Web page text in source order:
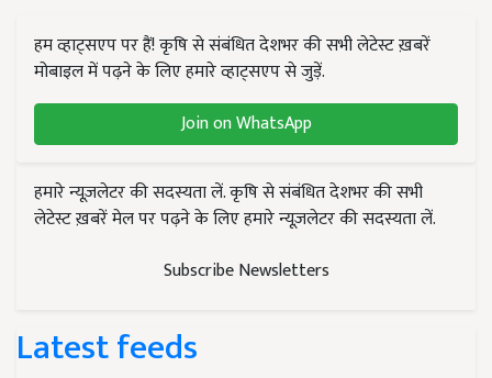
हम व्हाट्सएप पर हैं! कृषि से संबंधित देशभर की सभी लेटेस्ट ख़बरें
मोबाइल में पढ़ने के लिए हमारे व्हाट्सएप से जुड़ें.
Join on WhatsApp
हमारे न्यूज़लेटर की सदस्यता लें. कृषि से संबंधित देशभर की सभी
लेटेस्ट ख़बरें मेल पर पढ़ने के लिए हमारे न्यूज़लेटर की सदस्यता लें.
Subscribe Newsletters
Latest feeds